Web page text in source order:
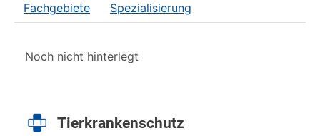
Fachgebiete Spezialisierung
Noch nicht hinterlegt
Tierkrankenschutz